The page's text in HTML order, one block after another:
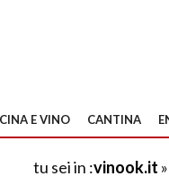
E VINO CANTINA
tu sei in :vinook.it »